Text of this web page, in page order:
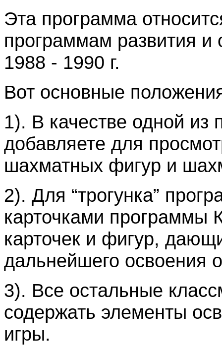
Эта программа
программам развития и
1988 - 1990 г.
Вот основные
1). В качестве одной из
добавляете для
шахматных фигур и
2). Для “трогунка”
карточками
карточек и фигур,
дальнейшего освоения
3). Все остальные
содержать элементы
игры.